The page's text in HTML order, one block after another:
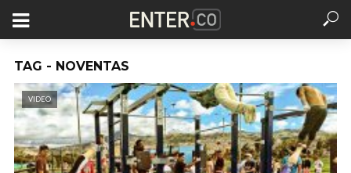
TAG - NOVENTAS
VIDEO